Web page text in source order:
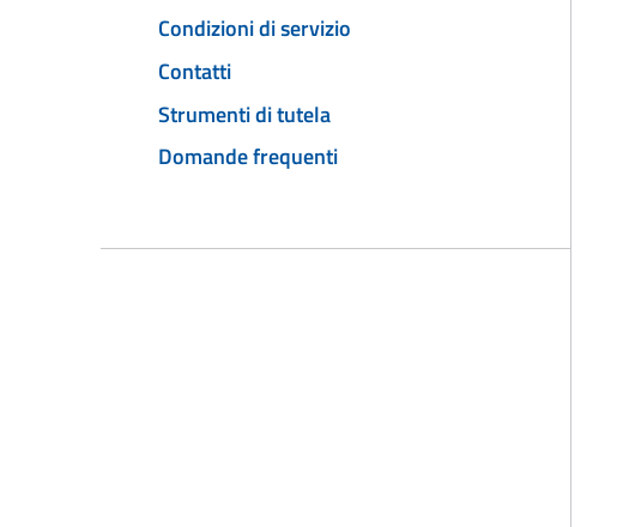
Condizioni di servizio
Contatti
Strumenti di tutela
Domande frequenti